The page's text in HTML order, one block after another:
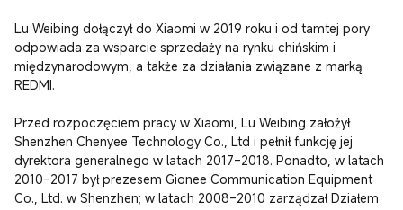
Lu Weibing dołączył do Xiaomi w 2019 roku i od tamtej pory
odpowiada za wsparcie sprzedaży na rynku chińskim i
międzynarodowym, a także za działania związane z marką
REDMI.
Przed rozpoczęciem pracy w Xiaomi, Lu Weibing założył
Shenzhen Chenyee Technology Co., Ltd i pełnił funkcję jej
dyrektora generalnego w latach 2017–2018. Ponadto, w latach
2010–2017 był prezesem Gionee Communication Equipment
Co., Ltd. w Shenzhen; w latach 2008–2010 zarządzał Działem